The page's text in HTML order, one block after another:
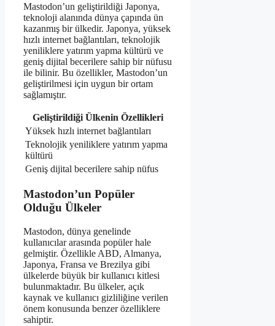
Mastodon’un geliştirildiği Japonya,
teknoloji alanında dünya çapında ün
kazanmış bir ülkedir. Japonya, yüksek
hızlı internet bağlantıları, teknolojik
yeniliklere yatırım yapma kültürü ve
geniş dijital becerilere sahip bir nüfusu
ile bilinir. Bu özellikler, Mastodon’un
geliştirilmesi için uygun bir ortam
sağlamıştır.
Geliştirildiği Ülkenin Özellikleri
Yüksek hızlı internet bağlantıları
Teknolojik yeniliklere yatırım yapma
kültürü
Geniş dijital becerilere sahip nüfus
Mastodon’un Popüler
Olduğu Ülkeler
Mastodon, dünya genelinde
kullanıcılar arasında popüler hale
gelmiştir. Özellikle ABD, Almanya,
Japonya, Fransa ve Brezilya gibi
ülkelerde büyük bir kullanıcı kitlesi
bulunmaktadır. Bu ülkeler, açık
kaynak ve kullanıcı gizliliğine verilen
önem konusunda benzer özelliklere
sahiptir.